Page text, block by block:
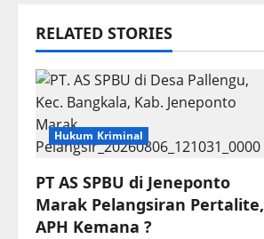
RELATED STORIES
Hukum Kriminal
PT AS SPBU di Jeneponto
Marak Pelangsiran Pertalite,
APH Kemana ?